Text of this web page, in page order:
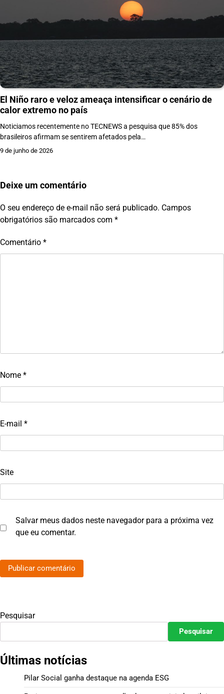
El Niño raro e veloz ameaça intensificar o cenário de
calor extremo no país
Noticiamos recentemente no TECNEWS a pesquisa que 85% dos
brasileiros afirmam se sentirem afetados pela…
9 de junho de 2026
Deixe um comentário
O seu endereço de e-mail não será publicado. Campos
obrigatórios são marcados com *
Comentário *
Nome *
E-mail *
Site
Salvar meus dados neste navegador para a próxima vez
que eu comentar.
Pesquisar
Pesquisar
Últimas notícias
Pilar Social ganha destaque na agenda ESG